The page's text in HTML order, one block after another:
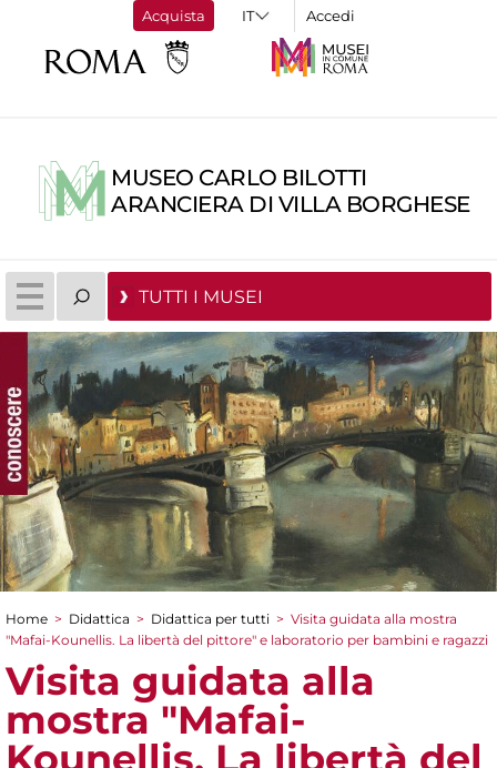
Acquista Accedi
MUSEO CARLO BILOTTI
ARANCIERA DI VILLA BORGHESE
TUTTI I MUSEI
Tu sei qui
Home > Didattica > Didattica per tutti > Visita guidata alla mostra
"Mafai-Kounellis. La libertà del pittore" e laboratorio per bambini e ragazzi
Visita guidata alla
mostra "Mafai-